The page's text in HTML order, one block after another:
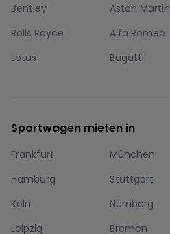
Bentley
Aston Martin
Rolls Royce
Alfa Romeo
Lotus
Bugatti
Sportwagen mieten in
Frankfurt München
Hamburg
Stuttgart
Köln
Nürnberg
Leipzig
Bremen